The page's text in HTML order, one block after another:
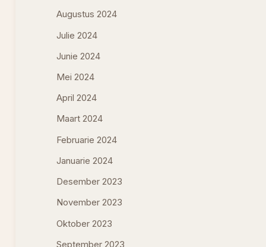
Augustus 2024
Julie 2024
Junie 2024
Mei 2024
April 2024
Maart 2024
Februarie 2024
Januarie 2024
Desember 2023
November 2023
Oktober 2023
September 2023